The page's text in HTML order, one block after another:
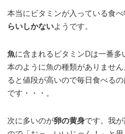
本当にビタミンが入っている食べ
らいしかないようです。
魚に含まれるビタミンDは一番多
本のように魚の種類がありませ
ると値段が高いので毎日食べる
です・・・。
次に多いのが卵の黄身です。我